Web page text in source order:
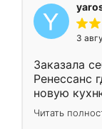
3
Заказала
Ренессанс
новую
вполне
два года,
Читать